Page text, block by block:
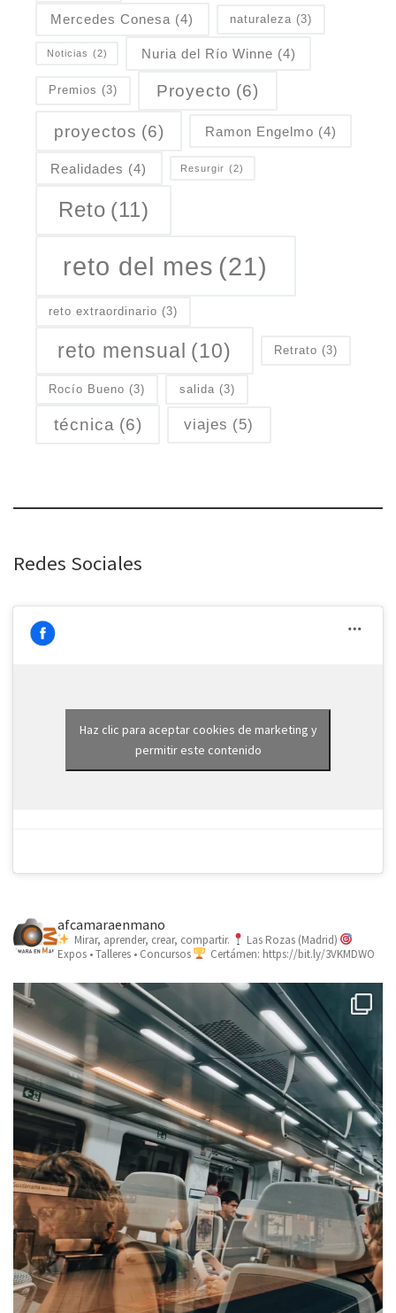
Mercedes Conesa (4) naturaleza (3)
Noticias (2) Nuria del Río Winne (4)
Premios (3) Proyecto (6)
proyectos (6) Ramon Engelmo (4)
Realidades (4) Resurgir (2)
Reto (11)
reto del mes (21)
reto extraordinario (3)
reto mensual (10) Retrato (3)
Rocío Bueno (3) salida (3)
técnica (6) viajes (5)
Redes Sociales
Haz clic para aceptar cookies de marketing y
permitir este contenido
afcamaraenmano
Mirar, aprender, crear, compartir.
Las Rozas (Madrid)
Expos • Talleres • Concursos
Certámen: https://bit.ly/3VKMDWO